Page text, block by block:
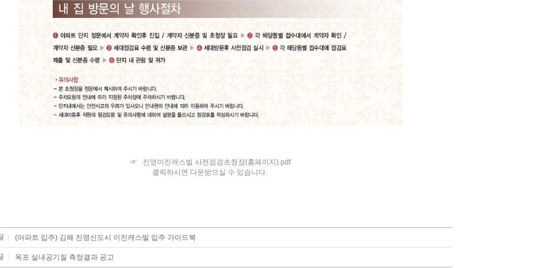
☞
진영이진캐스빌 사전점검초청장(홈페이지).pdf
클릭하시면 다운받으실 수 있습니다.
(아파트 입주) 김해 진영신도시 이진캐스빌 입주 가이드북
옥포 실내공기질 측정결과 공고